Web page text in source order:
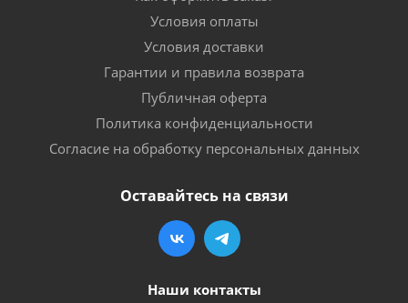
Условия оплаты
Условия доставки
Гарантии и правила возврата
Публичная оферта
Политика конфиденциальности
Согласие на обработку персональных данных
Оставайтесь на связи
Наши контакты